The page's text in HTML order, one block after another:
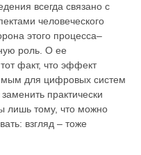
всегда связано с
человеческого
этого процесса–
роль. О ее
факт, что эффект
для цифровых систем
практически
лишь тому, что можно
взгляд – тоже